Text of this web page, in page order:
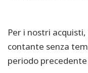
Per i nostri
contante senza
periodo